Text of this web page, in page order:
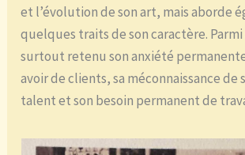
et l’évolution de son art, mais aborde
quelques traits de son caractère. Parmi
surtout retenu son anxiété
avoir de clients, sa méconnaissance de
talent et son besoin permanent de